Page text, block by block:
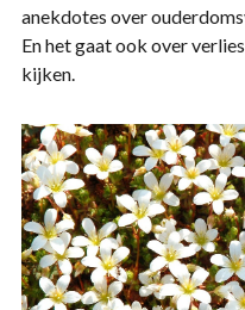
anekdotes over
En het gaat ook over
kijken.